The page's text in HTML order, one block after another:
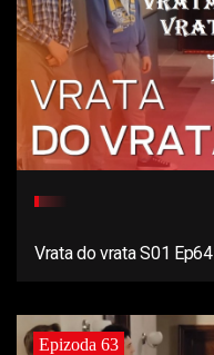
Vrata do vrata S01 Ep64
Epizoda 63